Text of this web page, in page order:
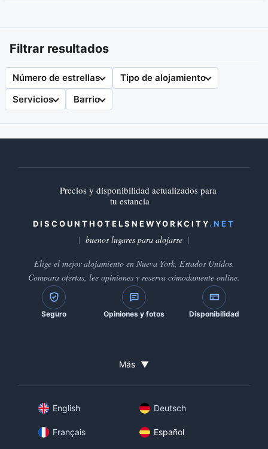
Filtrar resultados
Número de estrellas
Tipo de alojamiento
Servicios
Barrio
Precios y disponibilidad actualizados para
tu estancia
DISCOUNTHOTELSNEWYORKCITY.NET
buenos lugares para alojarse
Elige el mejor alojamiento en Nueva York, Estados Unidos.
Compara ofertas, lee opiniones y reserva cómodamente online.
Seguro Opiniones y fotos Disponibilidad
Más ▼
English Deutsch
Français Español